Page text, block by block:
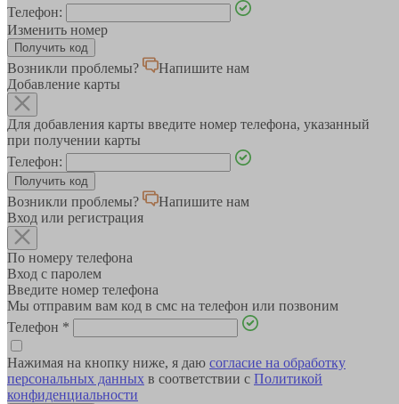
Телефон:
Изменить номер
Возникли проблемы?
Напишите нам
Добавление карты
Для добавления карты введите номер телефона, указанный
при получении карты
Телефон:
Возникли проблемы?
Напишите нам
Вход или регистрация
По номеру телефона
Вход с паролем
Введите номер телефона
Мы отправим вам код в смс на телефон или позвоним
Телефон *
Нажимая на кнопку ниже, я даю согласие на обработку
персональных данных в соответствии с Политикой
конфиденциальности